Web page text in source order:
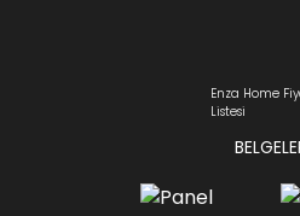
Enza Home
Listesi